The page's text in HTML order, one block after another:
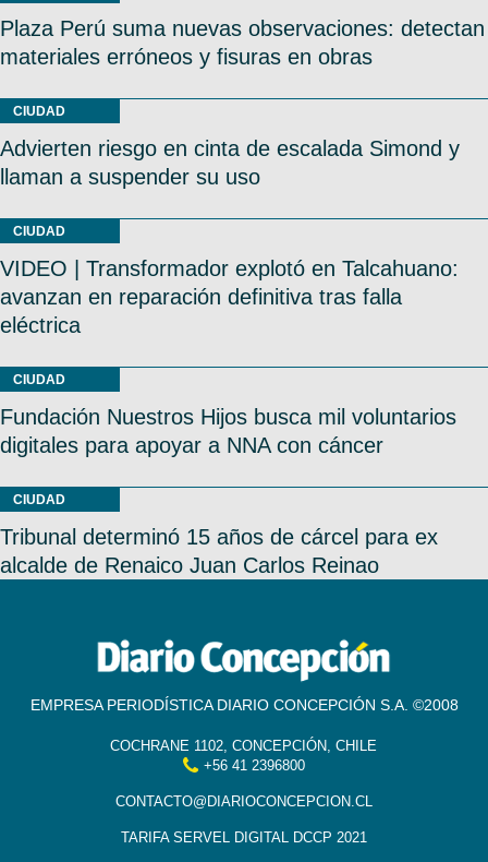
Plaza Perú suma nuevas observaciones: detectan
materiales erróneos y fisuras en obras
CIUDAD
Advierten riesgo en cinta de escalada Simond y
llaman a suspender su uso
CIUDAD
VIDEO | Transformador explotó en Talcahuano:
avanzan en reparación definitiva tras falla
eléctrica
CIUDAD
Fundación Nuestros Hijos busca mil voluntarios
digitales para apoyar a NNA con cáncer
CIUDAD
Tribunal determinó 15 años de cárcel para ex
alcalde de Renaico Juan Carlos Reinao
EMPRESA PERIODÍSTICA DIARIO CONCEPCIÓN S.A. ©2008
COCHRANE 1102, CONCEPCIÓN, CHILE
+56 41 2396800
CONTACTO@DIARIOCONCEPCION.CL
TARIFA SERVEL DIGITAL DCCP 2021